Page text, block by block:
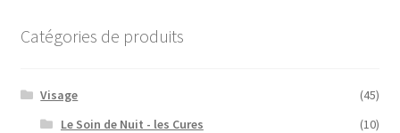
Catégories de produits
Visage
(45)
Le Soin de Nuit - les Cures
(10)